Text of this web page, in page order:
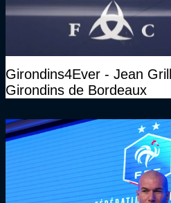
Girondins4Ever - Jean
Girondins de Bordeaux